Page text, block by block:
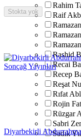
Rahim
Raif
Rashid
Recai
Recep
Reşat
Rıfat
Rojin
Rüzgar
Sabri
Sadık
Stokta yok
Diyarbekirli